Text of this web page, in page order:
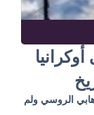
الروسي ولم